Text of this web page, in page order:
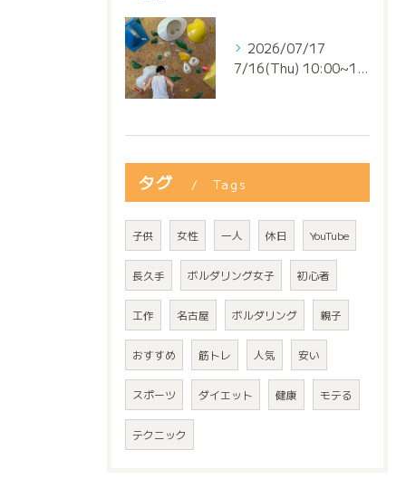
2026/07/17
7/16(Thu) 10:00~13:00
タグ Tags
子供 女性 一人 休日 YouTube
長久手 ボルダリング女子 初心者
工作 名古屋 ボルダリング 親子
おすすめ 筋トレ 人気 安い
スポーツ ダイエット 健康 モテる
テクニック